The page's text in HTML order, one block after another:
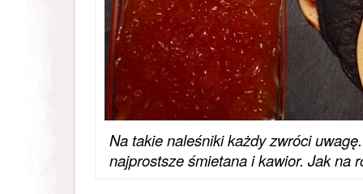
Na takie naleśniki każdy zwróci
najprostsze śmietana i kawior. Jak na